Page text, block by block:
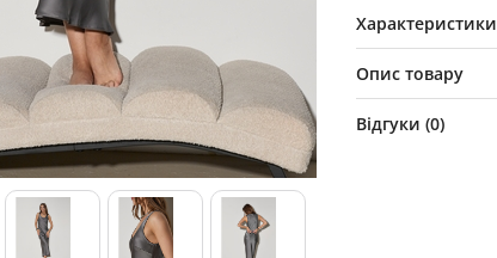
Характеристики
Опис товару
Відгуки (0)